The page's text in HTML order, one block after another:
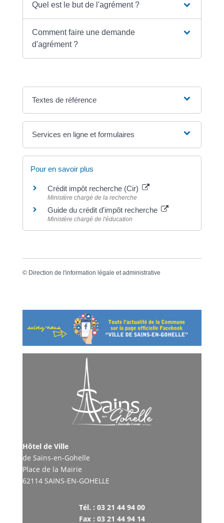
Quel est le but de l'agrément ?
Comment faire une demande
d'agrément ?
Textes de référence
Services en ligne et formulaires
Pour en savoir plus
Crédit impôt recherche (Cir)
Ministère chargé de la recherche
Guide du crédit d'impôt recherche
Ministère chargé de l'éducation
© Direction de l'information légale et administrative
Hôtel de Ville
de Sains-en-Gohelle
Place de la Mairie
62114 SAINS-EN-GOHELLE
Tél. : 03 21 44 94 00
Fax : 03 21 44 94 14